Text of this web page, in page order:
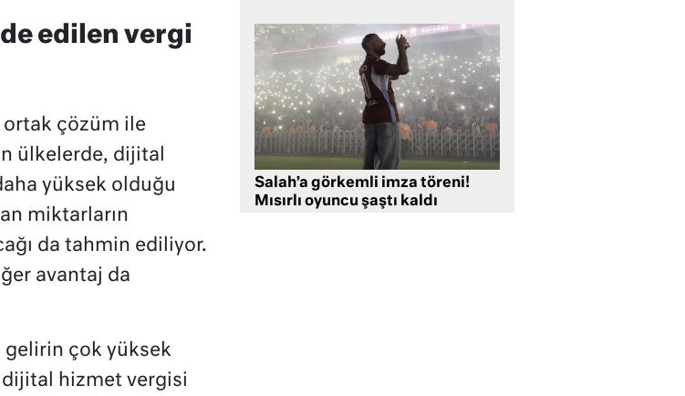
edilen vergi
ortak çözüm ile
ülkelerde, dijital
yüksek olduğu
miktarların
da tahmin ediliyor.
avantaj da
gelirin çok yüksek
dijital hizmet vergisi
Salah’a görkemli imza töreni!
Mısırlı oyuncu şaştı kaldı